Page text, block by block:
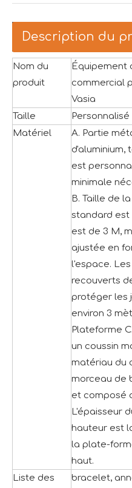
Description du
Nom du
produit
Équipement
commercial
Vasia
Taille
Personnalisé
Matériel
A. Partie
d'aluminium,
est
minimale
B. Taille de
standard est
est de 3 M,
ajustée en
l'espace.
recouverts
protéger les
environ 3
Plateforme
un coussin
matériau du
morceau de
et composé
L'épaisseur
hauteur est
la plate-
haut.
Liste des
bracelet,